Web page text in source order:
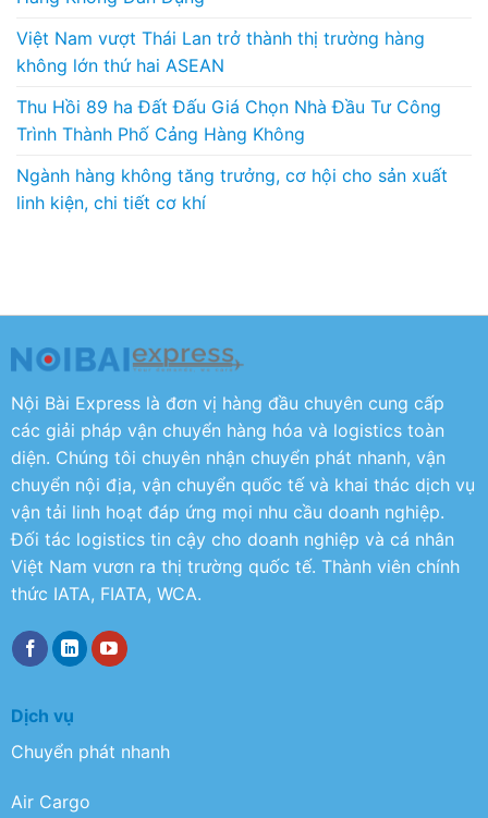
Việt Nam vượt Thái Lan trở thành thị trường hàng
không lớn thứ hai ASEAN
Thu Hồi 89 ha Đất Đấu Giá Chọn Nhà Đầu Tư Công
Trình Thành Phố Cảng Hàng Không
Ngành hàng không tăng trưởng, cơ hội cho sản xuất
linh kiện, chi tiết cơ khí
Nội Bài Express là đơn vị hàng đầu chuyên cung cấp
các giải pháp vận chuyển hàng hóa và logistics toàn
diện. Chúng tôi chuyên nhận chuyển phát nhanh, vận
chuyển nội địa, vận chuyển quốc tế và khai thác dịch vụ
vận tải linh hoạt đáp ứng mọi nhu cầu doanh nghiệp.
Đối tác logistics tin cậy cho doanh nghiệp và cá nhân
Việt Nam vươn ra thị trường quốc tế. Thành viên chính
thức IATA, FIATA, WCA.
Dịch vụ
Chuyển phát nhanh
Air Cargo